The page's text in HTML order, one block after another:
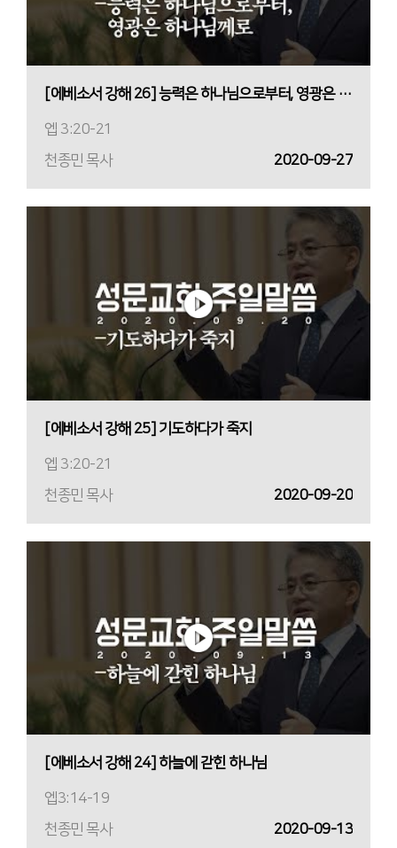
[에베소서 강해 26] 능력은 하나님으로부터, 영광은 하나님께로
엡 3:20-21
천종민 목사
2020-09-27
[에베소서 강해 25] 기도하다가 죽지
엡 3:20-21
천종민 목사
2020-09-20
[에베소서 강해 24] 하늘에 갇힌 하나님
엡3:14-19
천종민 목사
2020-09-13